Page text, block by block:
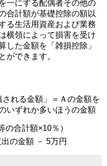
一にする配偶者その他の
合計額が基礎控除の額以
る生活用資産および業務
横領によって損害を受け
した金額を「雑損控除」
ができます。
される金額」＝Ａの金額を
いずれか多いほうの金額
の合計額×10％）
の金額 － 5万円